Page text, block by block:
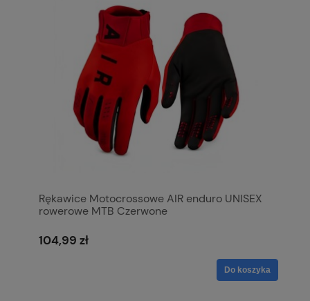
Rękawice Motocrossowe AIR enduro UNISEX
rowerowe MTB Czerwone
104,99 zł
Do koszyka